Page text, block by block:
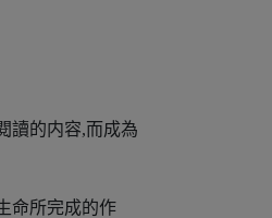
讀的内容,而成為
命所完成的作